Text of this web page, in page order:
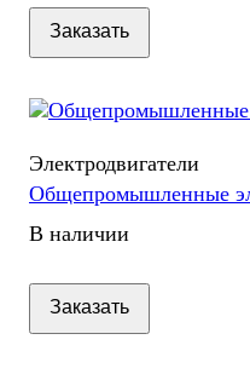
Заказать
Электродвигатели
Общепромышленные
В наличии
Заказать